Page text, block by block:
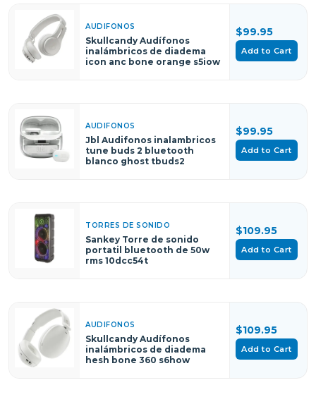
AUDIFONOS
Skullcandy Audífonos
inalámbricos de diadema
icon anc bone orange s5iow
$99.95
Add to Cart
AUDIFONOS
Jbl Audifonos inalambricos
tune buds 2 bluetooth
blanco ghost tbuds2
$99.95
Add to Cart
TORRES DE SONIDO
Sankey Torre de sonido
portatil bluetooth de 50w
rms 10dcc54t
$109.95
Add to Cart
AUDIFONOS
Skullcandy Audífonos
inalámbricos de diadema
hesh bone 360 s6how
$109.95
Add to Cart